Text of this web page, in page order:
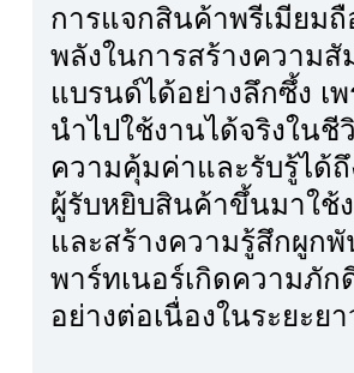
การแจกสินค้าพรีเมียม
พลังในการสร้างความ
แบรนด์ได้อย่างลึกซึ้ง เ
นำไปใช้งานได้จริงใน
ความคุ้มค่าและรับรู้ได้
ผู้รับหยิบสินค้าขึ้นมาใช้
และสร้างความรู้สึกผูก
พาร์ทเนอร์เกิดความภั
อย่างต่อเนื่องในระยะย